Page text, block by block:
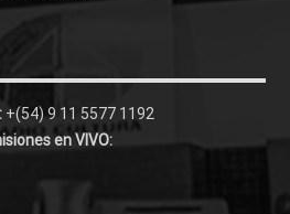
+(54) 9 11 5577 1192
en VIVO: